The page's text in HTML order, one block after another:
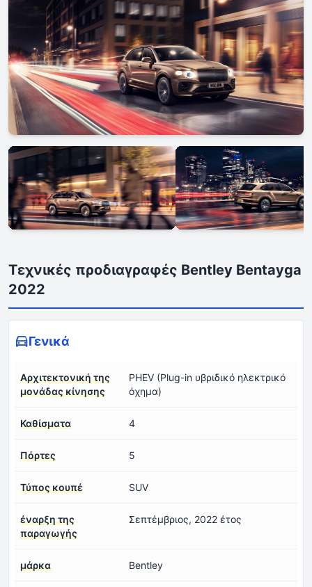
Τεχνικές προδιαγραφές Bentley Bentayga
2022
Γενικά
Αρχιτεκτονική της
μονάδας κίνησης
PHEV (Plug-in υβριδικό ηλεκτρικό
όχημα)
Καθίσματα 4
Πόρτες 5
Τύπος κουπέ SUV
έναρξη της
παραγωγής
Σεπτέμβριος, 2022 έτος
μάρκα Bentley